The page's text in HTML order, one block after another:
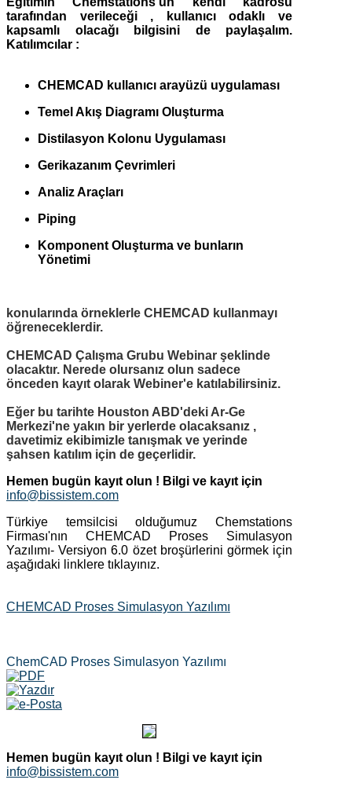
tarafından verileceği , kullanıcı odaklı ve
kapsamlı olacağı bilgisini de paylaşalım.
Katılımcılar :
CHEMCAD kullanıcı arayüzü uygulaması
Temel Akış Diagramı Oluşturma
Distilasyon Kolonu Uygulaması
Gerikazanım Çevrimleri
Analiz Araçları
Piping
Komponent Oluşturma ve bunların
Yönetimi
konularında örneklerle CHEMCAD kullanmayı
öğreneceklerdir.
CHEMCAD Çalışma Grubu Webinar şeklinde
olacaktır. Nerede olursanız olun sadece
önceden kayıt olarak Webiner'e katılabilirsiniz.
Eğer bu tarihte Houston ABD'deki Ar-Ge
Merkezi'ne yakın bir yerlerde olacaksanız ,
davetimiz ekibimizle tanışmak ve yerinde
şahsen katılım için de geçerlidir.
Hemen bugün kayıt olun ! Bilgi ve kayıt için
info@bissistem.com
Türkiye temsilcisi olduğumuz Chemstations
Firması'nın CHEMCAD Proses Simulasyon
Yazılımı- Versiyon 6.0 özet broşürlerini görmek için
aşağıdaki linklere tıklayınız.
CHEMCAD Proses Simulasyon Yazılımı
ChemCAD Proses Simulasyon Yazılımı
Hemen bugün kayıt olun ! Bilgi ve kayıt için
info@bissistem.com